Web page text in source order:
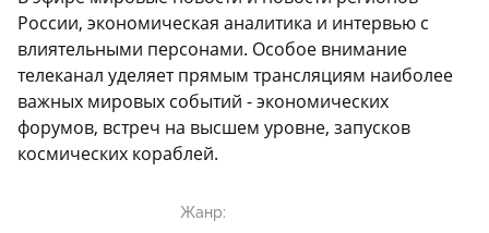
России, экономическая аналитика и интервью с
влиятельными персонами. Особое внимание
телеканал уделяет прямым трансляциям наиболее
важных мировых событий - экономических
форумов, встреч на высшем уровне, запусков
космических кораблей.
Жанр: